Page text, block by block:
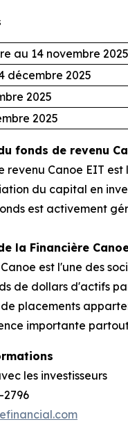
au 14 novembre 2025
décembre 2025
2025
2025
fonds de revenu
revenu Canoe EIT
du capital en
est activement
la Financière
est l'une des
de dollars d'actifs
placements
importante
les investisseurs